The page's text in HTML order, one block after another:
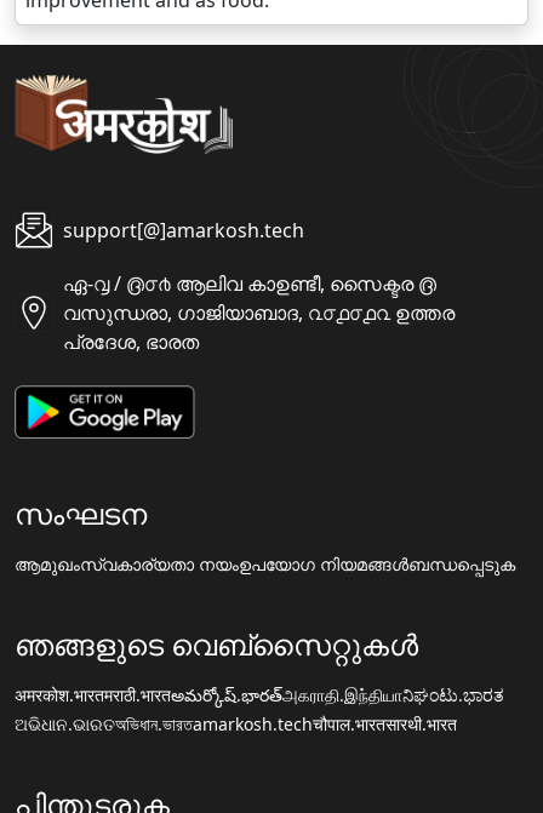
support[@]amarkosh.tech
ഏ-൮ / ൫൦൪ ആലിവ കാഉണ്ടീ, സൈക്ടര ൫
വസുന്ധരാ, ഗാജിയാബാദ, ൨൦൧൦൧൨ ഉത്തര
പ്രദേശ, ഭാരത
സംഘടന
ആമുഖംസ്വകാര്യതാ നയംഉപയോഗ നിയമങ്ങൾബന്ധപ്പെടുക
ഞങ്ങളുടെ വെബ്സൈറ്റുകൾ
अमरकोश.भारतमराठी.भारतఅమర్కోష్.భారత్அகராதி.இந்தியாನಿಘಂಟು.ಭಾರತ
ଅଭିଧାନ.ଭାରତঅভিধান.ভারতamarkosh.techचौपाल.भारतसारथी.भारत
പിന്തുടരുക